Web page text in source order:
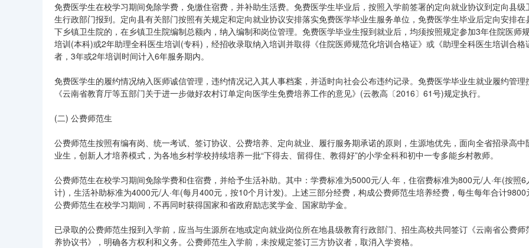
免费医学生在校学习期间免除学费，免缴住宿费，并补助生活费。免费医学生毕业后，按照入学前签署的定向就业协议到定向县级
生行政部门报到。定向县有关部门按照有关规定和定向就业协议安排落实免费医学毕业生服务单位，免费医学生毕业后定向安排在
下乡镇卫生院的，在乡镇卫生院编制总额内，纳入编制和岗位管理。免费医学毕业生报到就业后，均须按照规定参加3年住院医师
培训(本科)或2年助理全科医生培训(专科)，经招收录取纳入培训并取得《住院医师规范化培训合格证》或《助理全科医生培训合格
者，3年或2年培训时间计入6年服务期内。
免费医学生的履约情况纳入医师诚信管理，违约情况记入其人事档案，并适时向社会公布违约记录。免费医学毕业生就业履约管理
《云南省教育厅等五部门关于进一步做好农村订单定向医学生免费培养工作的意见》(云教高〔2016〕61号)规定执行。
(二) 公费师范生
公费师范生按照有编有岗、统一考试、签订协议、公费培养、定向就业、履行服务期承诺的原则，生源地优先，面向全省招录高中
业生，创新人才培养模式，为各地乡村学校持续培养一批“下得去、留得住、教得好”的小学全科和初中一专多能乡村教师。
公费师范生在校学习期间免除学费和住宿费，并给予生活补助。其中：学费标准为5000元/人·年，住宿费标准为800元/人·年(按照6
计)，生活补助标准为4000元/人·年(每月400元，按10个月计发)。上述三部分经费，构成公费师范生培养经费，每生每年合计9800
公费师范生在校学习期间，不再同时获得国家和省政府励志奖学金、国家助学金。
已录取的公费师范生报到入学前，应当与生源所在地或定向就业岗位所在地县级教育行政部门、招生高校共同签订《云南省公费师
养协议书》，明确各方权利和义务。公费师范生入学前，未按规定签订三方协议者，取消入学资格。